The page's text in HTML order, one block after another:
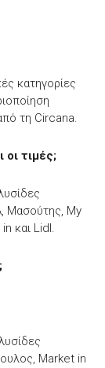
κατηγορίες
τη Circana.
τιμές;
Μασούτης, My
και Lidl.
Market in